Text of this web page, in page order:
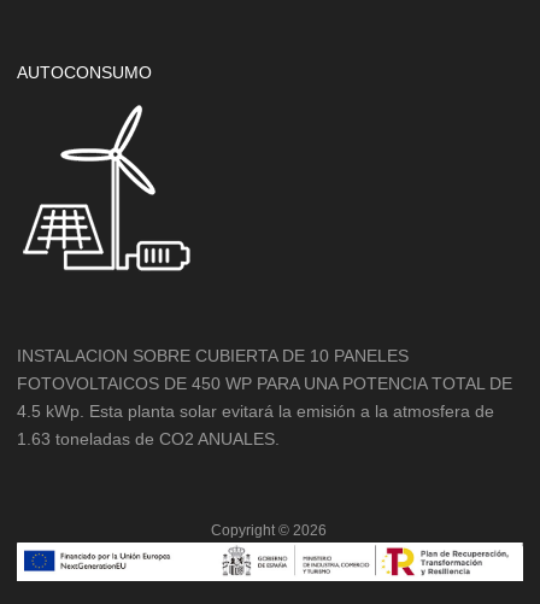
AUTOCONSUMO
INSTALACION SOBRE CUBIERTA DE 10 PANELES
FOTOVOLTAICOS DE 450 WP PARA UNA POTENCIA TOTAL DE
4.5 kWp. Esta planta solar evitará la emisión a la atmosfera de
1.63 toneladas de CO2 ANUALES.
Copyright © 2026